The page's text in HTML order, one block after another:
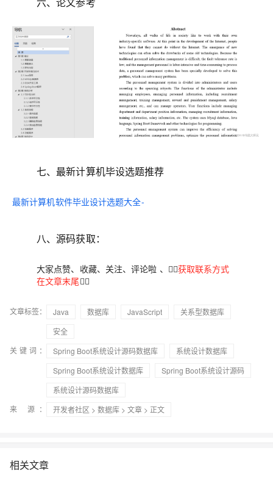
七、最新计算机毕设选题推荐
最新计算机软件毕业设计选题大全-
八、源码获取：
大家点赞、收藏、关注、评论啦 、👇🏻获取联系方式
在文章末尾👇🏻
文章标签： Java 数据库 JavaScript
关系型数据库
安全
关键词：
Spring Boot系统设计源码数据库
系统设计数据库
Spring Boot系统设计数据库
Spring Boot系统设计源码
系统设计源码数据库
来 源：
开发者社区 > 数据库 > 文章 > 正文
相关文章